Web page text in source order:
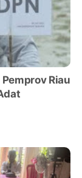
Riau